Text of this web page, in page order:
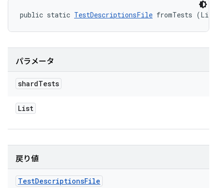
public static TestDescriptionsFile fromTests
パラメータ
shardTests
List
戻り値
TestDescriptionsFile